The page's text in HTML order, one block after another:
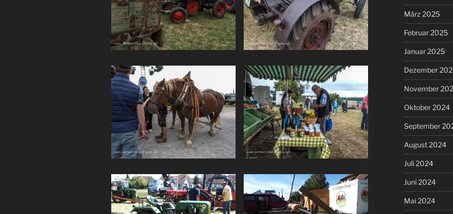
März 2025
Februar 2025
Januar 2025
Dezember
November
Oktober 2024
September
August 2024
Juli 2024
Juni 2024
Mai 2024